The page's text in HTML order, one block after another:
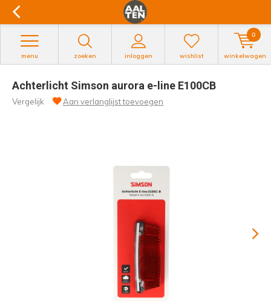
zoeken inloggen
menu wishlist winkelwagen
0
Achterlicht Simson aurora e-line E100CB
Vergelijk Aan verlanglijst toevoegen